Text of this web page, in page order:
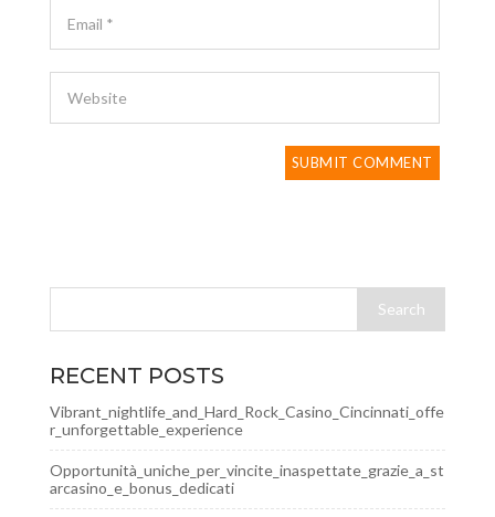
RECENT POSTS
Vibrant_nightlife_and_Hard_Rock_Casino_Cincinnati_offe
r_unforgettable_experience
Opportunità_uniche_per_vincite_inaspettate_grazie_a_st
arcasino_e_bonus_dedicati